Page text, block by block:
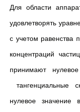
Для области
удовлетворять
с учетом равенства
концентраций
принимают
тангенциальные
нулевое значение